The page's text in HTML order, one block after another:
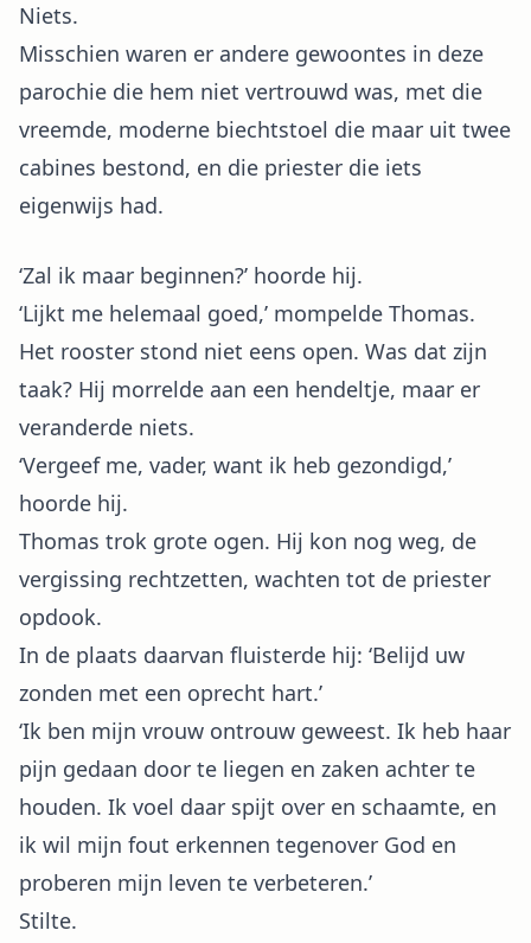
Niets.
Misschien waren er andere gewoontes in deze
parochie die hem niet vertrouwd was, met die
vreemde, moderne biechtstoel die maar uit twee
cabines bestond, en die priester die iets
eigenwijs had.
‘Zal ik maar beginnen?’ hoorde hij.
‘Lijkt me helemaal goed,’ mompelde Thomas.
Het rooster stond niet eens open. Was dat zijn
taak? Hij morrelde aan een hendeltje, maar er
veranderde niets.
‘Vergeef me, vader, want ik heb gezondigd,’
hoorde hij.
Thomas trok grote ogen. Hij kon nog weg, de
vergissing rechtzetten, wachten tot de priester
opdook.
In de plaats daarvan fluisterde hij: ‘Belijd uw
zonden met een oprecht hart.’
‘Ik ben mijn vrouw ontrouw geweest. Ik heb haar
pijn gedaan door te liegen en zaken achter te
houden. Ik voel daar spijt over en schaamte, en
ik wil mijn fout erkennen tegenover God en
proberen mijn leven te verbeteren.’
Stilte.